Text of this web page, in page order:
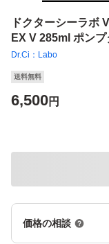
ドクターシーラボ
EX V 285ml ポン
Dr.Ci：Labo
送料無料
6,500円
価格の相談